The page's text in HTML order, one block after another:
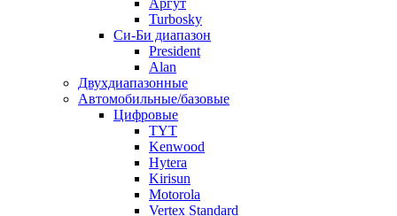
Turbosky
Си-Би диапазон
President
Alan
Двухдиапазонные
Автомобильные/базовые
Цифровые
TYT
Kenwood
Hytera
Kirisun
Motorola
Vertex Standard